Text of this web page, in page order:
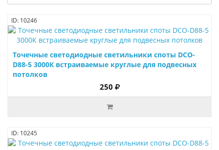
ID: 10246
Точечные светодиодные светильники споты DCO-
D88-5 3000К встраиваемые круглые для подвесных
потолков
250
ID: 10245